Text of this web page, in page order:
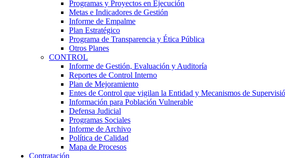
Programas y Proyectos en Ejecución
Metas e Indicadores de Gestión
Informe de Empalme
Plan Estratégico
Programa de Transparencia y Ética Pública
Otros Planes
CONTROL
Informe de Gestión, Evaluación y Auditoría
Reportes de Control Interno
Plan de Mejoramiento
Entes de Control que vigilan la Entidad y Mecanismos de
Información para Población Vulnerable
Defensa Judicial
Programas Sociales
Informe de Archivo
Política de Calidad
Mapa de Procesos
Contratación